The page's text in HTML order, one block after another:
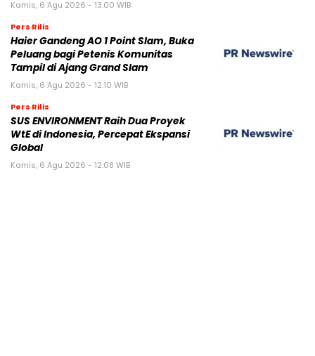
Kamis, 6 Agu 2026 - 13:00 WIB
Pers Rilis
Haier Gandeng AO 1 Point Slam, Buka
Peluang bagi Petenis Komunitas
Tampil di Ajang Grand Slam
Kamis, 6 Agu 2026 - 12:10 WIB
Pers Rilis
SUS ENVIRONMENT Raih Dua Proyek
WtE di Indonesia, Percepat Ekspansi
Global
Kamis, 6 Agu 2026 - 12:08 WIB